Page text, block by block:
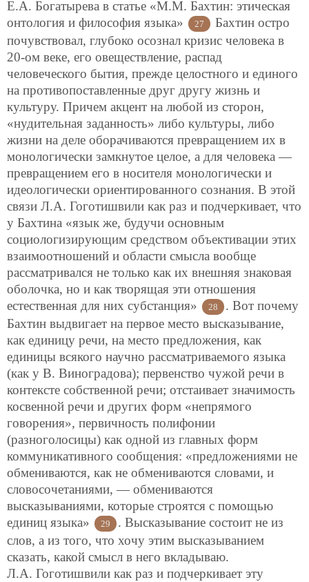
Е.А. Богатырева в статье «М.М. Бахтин: этическая
онтология и философия языка»
27
Бахтин остро
почувствовал, глубоко осознал кризис человека в
20-ом веке, его овеществление, распад
человеческого бытия, прежде целостного и единого
на противопоставленные друг другу жизнь и
культуру. Причем акцент на любой из сторон,
«нудительная заданность» либо культуры, либо
жизни на деле оборачиваются превращением их в
монологически замкнутое целое, а для человека —
превращением его в носителя монологически и
идеологически ориентированного сознания. В этой
связи Л.А. Гоготишвили как раз и подчеркивает, что
у Бахтина «язык же, будучи основным
социологизирующим средством объективации этих
взаимоотношений и области смысла вообще
рассматривался не только как их внешняя знаковая
оболочка, но и как творящая эти отношения
естественная для них субстанция»
28
. Вот почему
Бахтин выдвигает на первое место высказывание,
как единицу речи, на место предложения, как
единицы всякого научно рассматриваемого языка
(как у В. Виноградова); первенство чужой речи в
контексте собственной речи; отстаивает значимость
косвенной речи и других форм «непрямого
говорения», первичность полифонии
(разноголосицы) как одной из главных форм
коммуникативного сообщения: «предложениями не
обмениваются, как не обмениваются словами, и
словосочетаниями, — обмениваются
высказываниями, которые строятся с помощью
единиц языка»
29
. Высказывание состоит не из
слов, а из того, что хочу этим высказыванием
сказать, какой смысл в него вкладываю.
Л.А. Гоготишвили как раз и подчеркивает эту